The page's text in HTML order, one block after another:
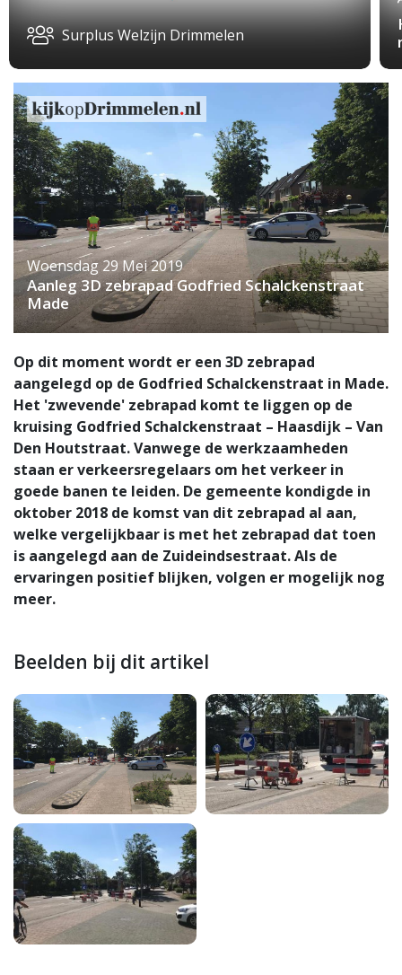
Surplus Welzijn Drimmelen
Woensdag 29 Mei 2019
Aanleg 3D zebrapad Godfried Schalckenstraat
Made
Op dit moment wordt er een 3D zebrapad
aangelegd op de Godfried Schalckenstraat in Made.
Het 'zwevende' zebrapad komt te liggen op de
kruising Godfried Schalckenstraat – Haasdijk – Van
Den Houtstraat. Vanwege de werkzaamheden
staan er verkeersregelaars om het verkeer in
goede banen te leiden. De gemeente kondigde in
oktober 2018 de komst van dit zebrapad al aan,
welke vergelijkbaar is met het zebrapad dat toen
is aangelegd aan de Zuideindsestraat. Als de
ervaringen positief blijken, volgen er mogelijk nog
meer.
Beelden bij dit artikel